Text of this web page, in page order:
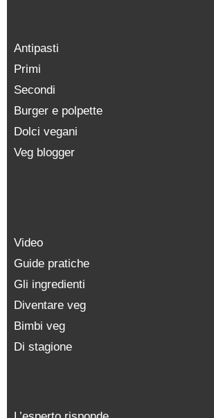
Antipasti
Primi
Secondi
Burger e polpette
Dolci vegani
Veg blogger
Video
Guide pratiche
Gli ingredienti
Diventare veg
Bimbi veg
Di stagione